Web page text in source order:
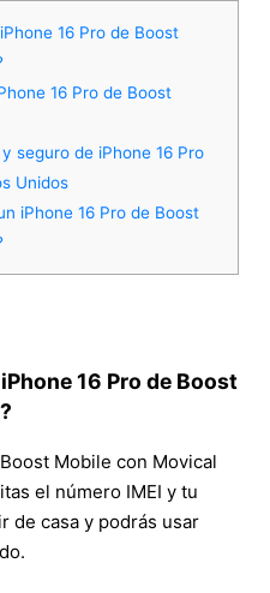
16 Pro de Boost
16 Pro de Boost
seguro de iPhone 16 Pro
Unidos
iPhone 16 Pro de Boost
16 Pro de Boost
Mobile con Movical
el número IMEI y tu
de casa y podrás usar